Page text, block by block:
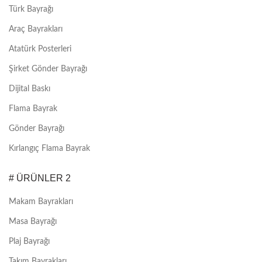
Türk Bayrağı
Araç Bayrakları
Atatürk Posterleri
Şirket Gönder Bayrağı
Dijital Baskı
Flama Bayrak
Gönder Bayrağı
Kırlangıç Flama Bayrak
# ÜRÜNLER 2
Makam Bayrakları
Masa Bayrağı
Plaj Bayrağı